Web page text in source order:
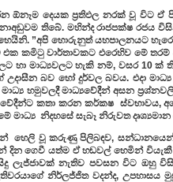
ඕනෑම දෙයක ප්‍රතිඵල නරක් වූ විට
තිබේ. මහින්ද රාජපක්ෂ රජය
”අපි හොරුනුත් යහපාලනයට
එක කමිටු වාර්තාවකට එරෙහිව මේ
හා මාධ්‍යවලට හැකි නම්, වසර
උදාසීන බව හෝ දුර්වල බවය. එදා
හමුවලදී මාධ්‍යවේදීන් අසන
කතා කරන කර්කෂ ස්වභාවය,
මාධ්‍ය නිදහසේ සැබෑ නිරුවත දෘශ්‍යමාන
හෙලි වූ කරුණු පිලිබඳව,
දින ගෙවී යත්ම ඒ හඬවල් හෙමින්
ලැජ්ජාවක් නැතිව පවසන විට ඔහු
නිර්ලජ්ජිත වදන්ද,